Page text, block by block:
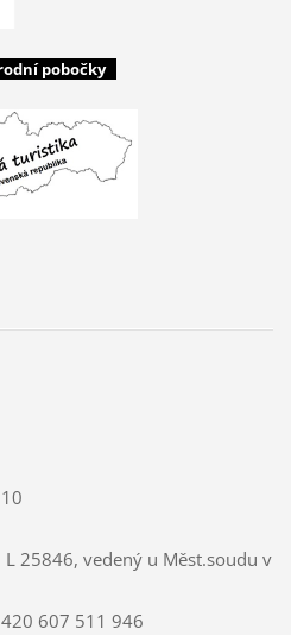
pobočky
L 25846, vedený u Měst.soudu v
607 511 946